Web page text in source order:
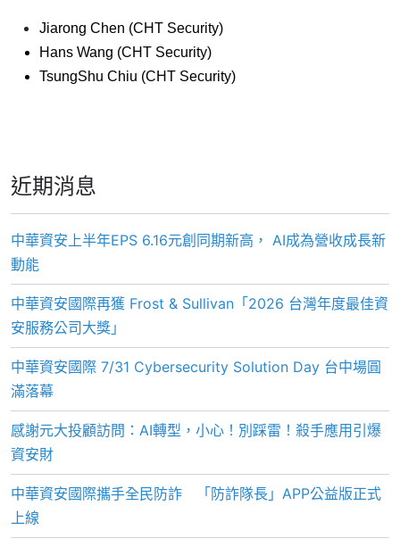
Jiarong Chen (CHT Security)
Hans Wang (CHT Security)
TsungShu Chiu (CHT Security)
近期消息
中華資安上半年EPS 6.16元創同期新高， AI成為營收成長新
動能
中華資安國際再獲 Frost & Sullivan「2026 台灣年度最佳資
安服務公司大獎」
中華資安國際 7/31 Cybersecurity Solution Day 台中場圓
滿落幕
感謝元大投顧訪問：AI轉型，小心！別踩雷！殺手應用引爆
資安財
中華資安國際攜手全民防詐 「防詐隊長」APP公益版正式
上線